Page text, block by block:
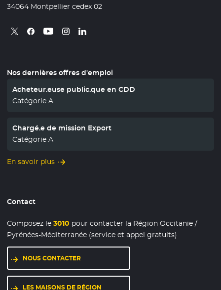
34064 Montpellier cedex 02
Retrouvez nous sur X
- Nouvelle fenêtre
Retrouvez nous sur Facebook
- Nouvelle fenêtre
Retrouvez nous sur Youtube
- Nouvelle fenêtre
Retrouvez nous sur Instagram
- Nouvelle fenêtre
Retrouvez nous sur Linkedin
- Nouvelle fenêtre
Nos dernières offres d'emploi
Acheteur.euse public.que en CDD
Catégorie A
Chargé.e de mission Export
Catégorie A
En savoir plus
Contact
Composez le3010 pour contacter la Région Occitanie /
Pyrénées-Méditerranée (service et appel gratuits)
NOUS CONTACTER
LES MAISONS DE RÉGION